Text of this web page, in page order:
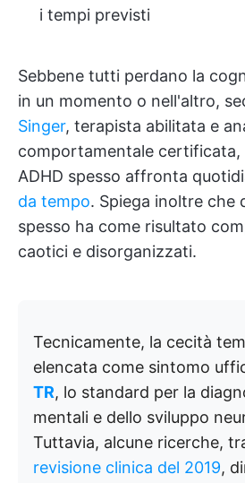
i tempi previsti
Sebbene tutti perdano la
in un momento o nell'altro,
Singer, terapista abilitata e
comportamentale certificata,
ADHD spesso affronta
da tempo. Spiega inoltre che
spesso ha come risultato
caotici e disorganizzati.
Tecnicamente, la cecità
elencata come sintomo
TR, lo standard per la
mentali e dello sviluppo
Tuttavia, alcune ricerche,
revisione clinica del 2019,